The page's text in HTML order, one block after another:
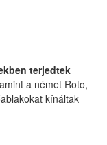
terjedtek
a német Roto,
kínáltak